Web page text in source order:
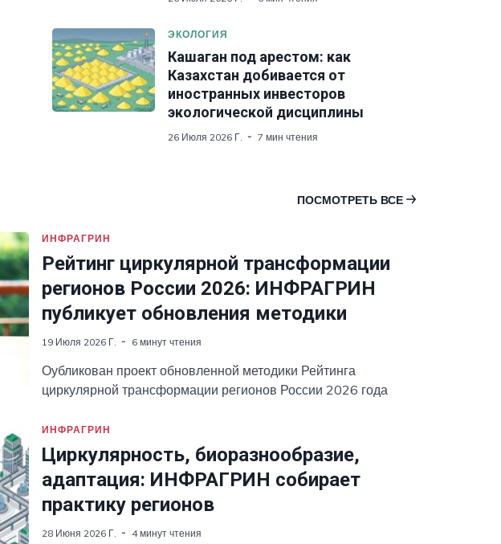
ЭКОЛОГИЯ
Кашаган под арестом: как
Казахстан добивается от
иностранных инвесторов
экологической дисциплины
26 Июля 2026 Г. 7 мин чтения
ПОСМОТРЕТЬ ВСЕ
ИНФРАГРИН
Рейтинг циркулярной трансформации
регионов России 2026: ИНФРАГРИН
публикует обновления методики
19 Июля 2026 Г. 6 минут чтения
Оубликован проект обновленной методики Рейтинга
циркулярной трансформации регионов России 2026 года
ИНФРАГРИН
Циркулярность, биоразнообразие,
адаптация: ИНФРАГРИН собирает
практику регионов
28 Июня 2026 Г. 4 минут чтения